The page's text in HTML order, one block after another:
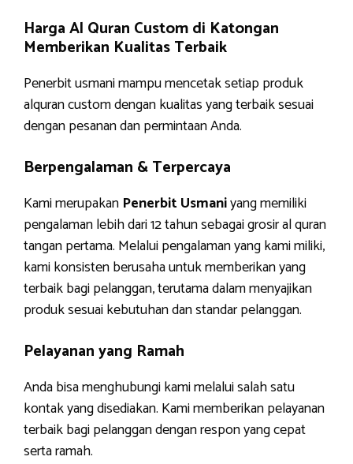
Harga Al Quran Custom di Katongan
Memberikan Kualitas Terbaik
Penerbit usmani mampu mencetak setiap produk
alquran custom dengan kualitas yang terbaik sesuai
dengan pesanan dan permintaan Anda.
Berpengalaman & Terpercaya
Kami merupakan Penerbit Usmaniyang memiliki
pengalaman lebih dari 12 tahun sebagai grosir al quran
tangan pertama. Melalui pengalaman yang kami miliki,
kami konsisten berusaha untuk memberikan yang
terbaik bagi pelanggan, terutama dalam menyajikan
produk sesuai kebutuhan dan standar pelanggan.
Pelayanan yang Ramah
Anda bisa menghubungi kami melalui salah satu
kontak yang disediakan. Kami memberikan pelayanan
terbaik bagi pelanggan dengan respon yang cepat
serta ramah.